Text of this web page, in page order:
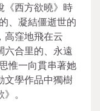
《西方欲曉》時
、凝結僵逝世的
高窪地飛在云
六合里的、永遠
惟一向貫串著她
文學作品中獨樹
。